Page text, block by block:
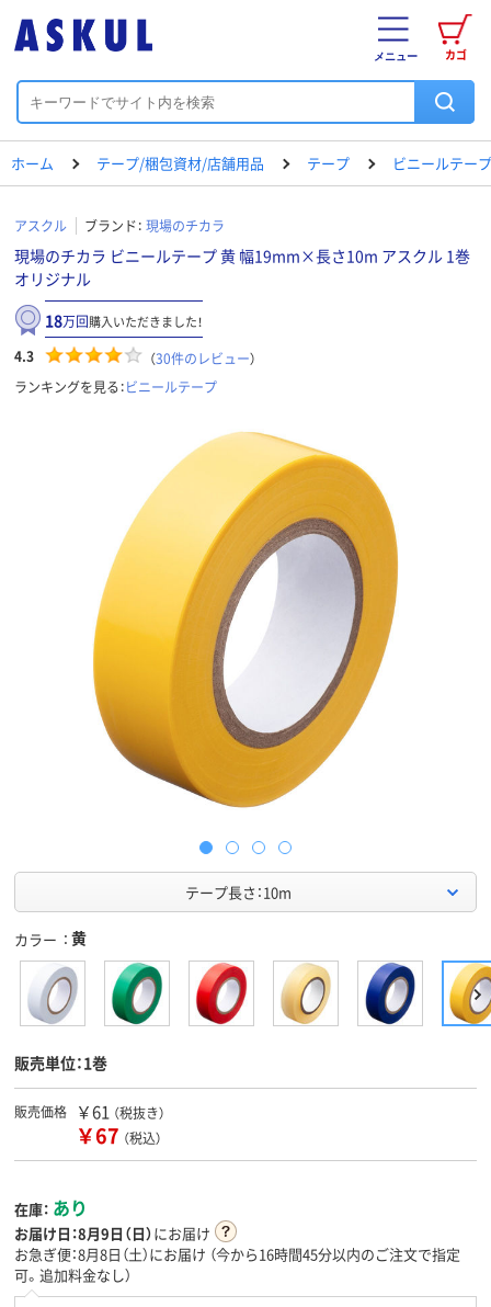
カゴ
メニュー
ホーム テープ/梱包資材/店舗用品 テープ ビニールテープ
アスクル ブランド： 現場のチカラ
現場のチカラ ビニールテープ 黄 幅19mm×長さ10m アスクル 1巻
オリジナル
18万回購入いただきました！
4.3 （30件のレビュー）
ランキングを見る：ビニールテープ
テープ長さ：10m
カラー 黄
販売単位：1巻
販売価格 ￥61 （税抜き）
￥67 （税込）
在庫： あり
お届け日：8月9日（日）にお届け
お急ぎ便：8月8日（土）にお届け （今から16時間45分以内のご注文で指定
可。追加料金なし）